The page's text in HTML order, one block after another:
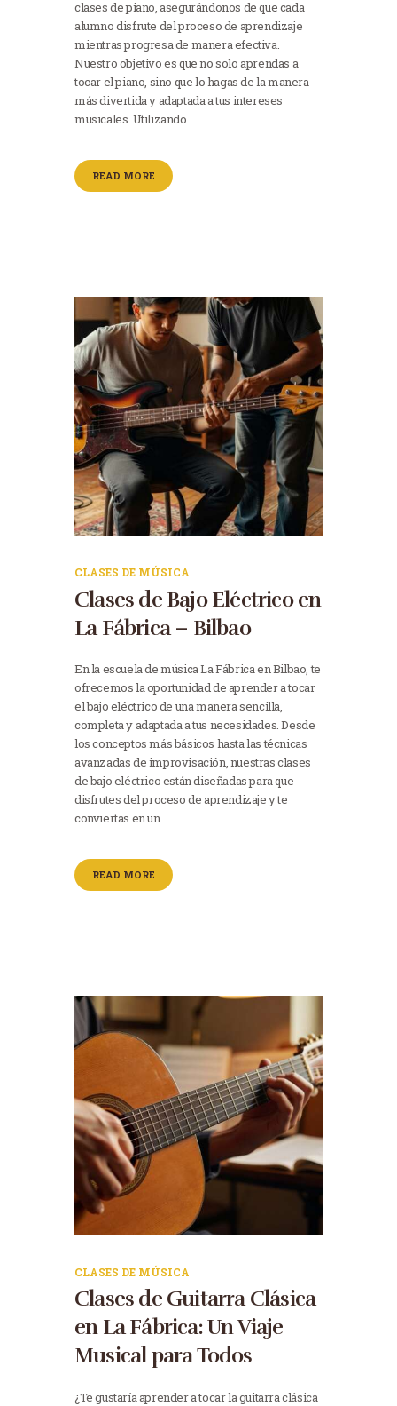
clases de piano, asegurándonos de que cada
alumno disfrute del proceso de aprendizaje
mientras progresa de manera efectiva.
Nuestro objetivo es que no solo aprendas a
tocar el piano, sino que lo hagas de la manera
más divertida y adaptada a tus intereses
musicales. Utilizando…
READ MORE
CLASES DE MÚSICA
Clases de Bajo Eléctrico en
La Fábrica – Bilbao
En la escuela de música La Fábrica en Bilbao, te
ofrecemos la oportunidad de aprender a tocar
el bajo eléctrico de una manera sencilla,
completa y adaptada a tus necesidades. Desde
los conceptos más básicos hasta las técnicas
avanzadas de improvisación, nuestras clases
de bajo eléctrico están diseñadas para que
disfrutes del proceso de aprendizaje y te
conviertas en un…
READ MORE
CLASES DE MÚSICA
Clases de Guitarra Clásica
en La Fábrica: Un Viaje
Musical para Todos
¿Te gustaría aprender a tocar la guitarra clásica